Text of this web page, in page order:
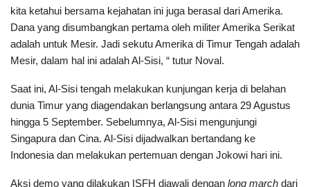
kita ketahui bersama kejahatan ini juga berasal dari Amerika.
Dana yang disumbangkan pertama oleh militer Amerika Serikat
adalah untuk Mesir. Jadi sekutu Amerika di Timur Tengah adalah
Mesir, dalam hal ini adalah Al-Sisi, “ tutur Noval.
Saat ini, Al-Sisi tengah melakukan kunjungan kerja di belahan
dunia Timur yang diagendakan berlangsung antara 29 Agustus
hingga 5 September. Sebelumnya, Al-Sisi mengunjungi
Singapura dan Cina. Al-Sisi dijadwalkan bertandang ke
Indonesia dan melakukan pertemuan dengan Jokowi hari ini.
Aksi demo yang dilakukan ISFH diawali dengan long march dari